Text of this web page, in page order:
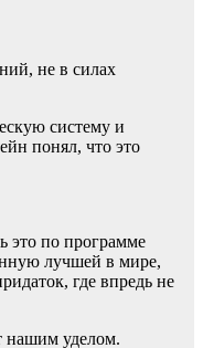
не в силах
систему и
понял, что это
это по программе
лучшей в мире,
где впредь не
нашим уделом.